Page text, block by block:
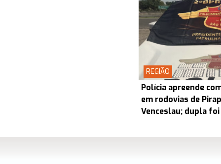
REGIÃO
Polícia apreende
em rodovias de
Venceslau; dupla